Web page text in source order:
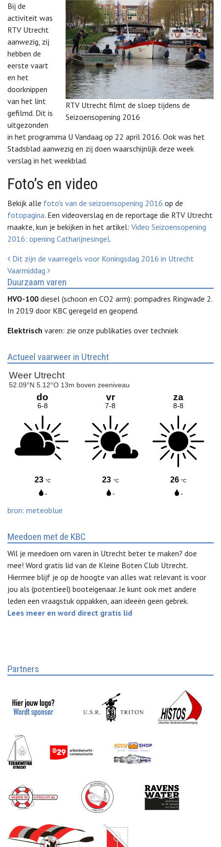
RTV Utrecht filmt de sloep tijdens de
Seizoensopening 2016
Bij de
activiteit was
RTV Utrecht
aanwezig, zij
hebben de
eerste vaart
en het
doorknippen
van het lint
gefilmd. Dit is
uitgezonden
in het programma U Vandaag op 22 april 2016. Ook was het
Stadsblad aanwezig en zij doen waarschijnlijk deze week
verslag in het weekblad.
Foto’s en video
Bekijk alle foto’s van de seizoensopening 2016 op de
fotopagina. Een videoverslag en de reportage die RTV Utrecht
maakte, kun je bekijken in het artikel: Video Seizoensopening
2016: opening Catharijnesingel.
Bericht Navigatie
Dit zijn de vaarregels voor Koningsdag 2016 in Utrecht
Vaarmiddag
Duurzaam varen
HVO-100 diesel (schoon en CO2 arm): pompadres Ringwade 2.
In 2019 door KBC geregeld en geopend.
Elektrisch varen: zie onze publikaties over techniek
Actueel vaarweer in Utrecht
bron: meteoblue
Meedoen met de KBC
Wil je meedoen om varen in Utrecht beter te maken? doe
mee! Word gratis lid van de Kleine Boten Club Utrecht.
Hiermee blijf je op de hoogte van alles wat relevant is voor
jou als (potentieel) booteigenaar. Je kunt ook met andere
leden een vraagstuk oppakken, aan ideeën geen gebrek.
Lees meer en word direct gratis lid
Partners